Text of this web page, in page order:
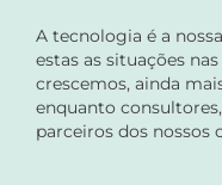
A tecnologia é a
estas as situações
crescemos, ainda
enquanto
parceiros dos nossos